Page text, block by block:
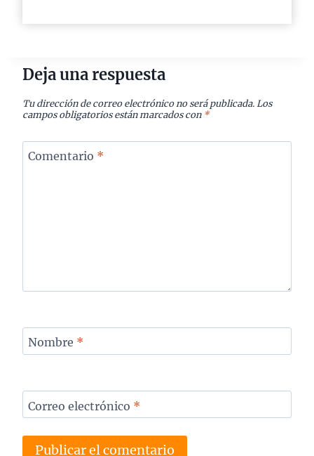
Deja una respuesta
Tu dirección de correo electrónico no será publicada. Los
campos obligatorios están marcados con *
Comentario *
Nombre *
Correo electrónico *